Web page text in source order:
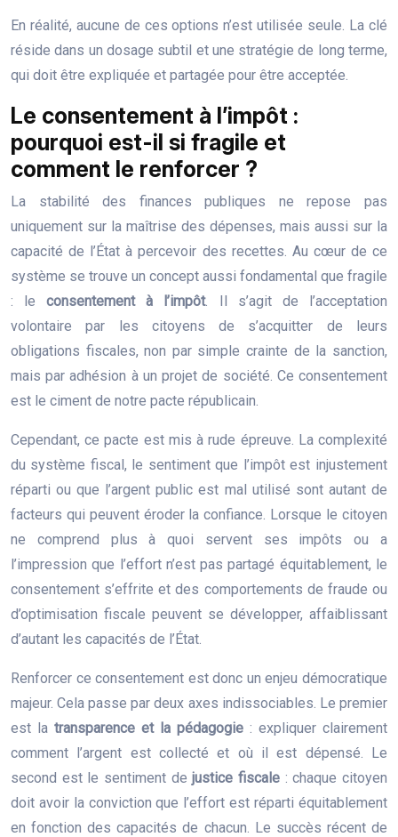
En réalité, aucune de ces options n’est utilisée seule. La clé
réside dans un dosage subtil et une stratégie de long terme,
qui doit être expliquée et partagée pour être acceptée.
Le consentement à l’impôt :
pourquoi est-il si fragile et
comment le renforcer ?
La stabilité des finances publiques ne repose pas
uniquement sur la maîtrise des dépenses, mais aussi sur la
capacité de l’État à percevoir des recettes. Au cœur de ce
système se trouve un concept aussi fondamental que fragile
: leconsentement à l’impôt. Il s’agit de l’acceptation
volontaire par les citoyens de s’acquitter de leurs
obligations fiscales, non par simple crainte de la sanction,
mais par adhésion à un projet de société. Ce consentement
est le ciment de notre pacte républicain.
Cependant, ce pacte est mis à rude épreuve. La complexité
du système fiscal, le sentiment que l’impôt est injustement
réparti ou que l’argent public est mal utilisé sont autant de
facteurs qui peuvent éroder la confiance. Lorsque le citoyen
ne comprend plus à quoi servent ses impôts ou a
l’impression que l’effort n’est pas partagé équitablement, le
consentement s’effrite et des comportements de fraude ou
d’optimisation fiscale peuvent se développer, affaiblissant
d’autant les capacités de l’État.
Renforcer ce consentement est donc un enjeu démocratique
majeur. Cela passe par deux axes indissociables. Le premier
est la transparence et la pédagogie : expliquer clairement
comment l’argent est collecté et où il est dépensé. Le
second est le sentiment dejustice fiscale : chaque citoyen
doit avoir la conviction que l’effort est réparti équitablement
en fonction des capacités de chacun. Le succès récent de